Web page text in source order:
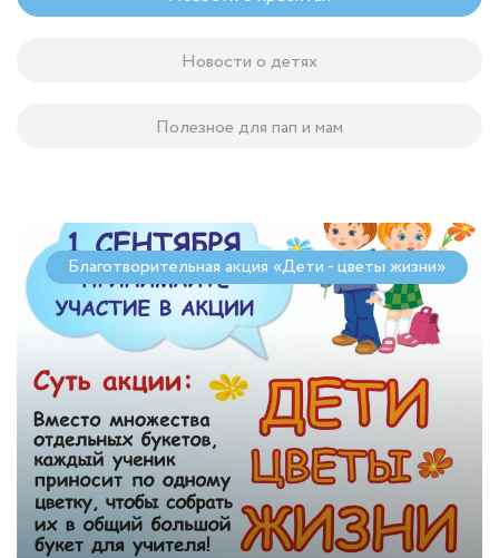
Новости о детях
Полезное для пап и мам
Благотворительная акция «Дети - цветы жизни»